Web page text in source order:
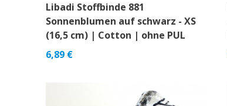
Libadi Stoffbinde 881
Sonnenblumen auf schwarz - XS
(16,5 cm) | Cotton | ohne PUL
6,89 €